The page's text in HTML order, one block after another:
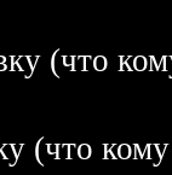
(что
(что